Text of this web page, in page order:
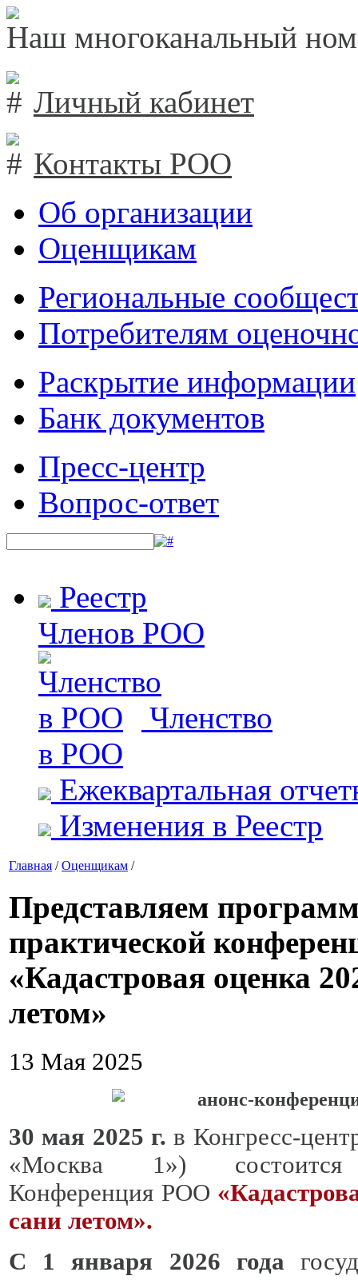
Наш многоканальный
Личный кабинет
Контакты РОО
Об организации
Оценщикам
Региональные
Потребителям
Раскрытие информации
Банк документов
Пресс-центр
Вопрос-ответ
Реестр
Членов РОО
Членство
в РОО
Ежеквартальная
Изменения в Реестр
Главная /Оценщикам /
Представляем
практической
«Кадастровая оценка
летом»
13 Мая 2025
30 мая 2025 г.в Конгресс-
«Москва 1») состоится
Конференция РОО
сани летом».
С 1 января 2026 года